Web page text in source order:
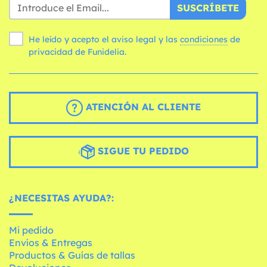
SUSCRÍBETE
He leído y acepto el aviso legal y las condiciones
privacidad de Funidelia.
ATENCIÓN AL CLIENTE
SIGUE TU PEDIDO
¿NECESITAS AYUDA?:
Mi pedido
Envíos & Entregas
Productos & Guías de tallas